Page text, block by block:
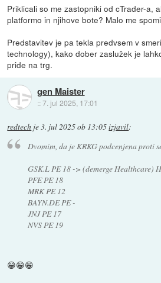
Priklicali so me zastopniki od cTrader-a,
platformo in njihove bote? Malo me
Predstavitev je pa tekla predvsem v
technology), kako dober zaslužek je
pride na trg.
gen Maister
::7. jul 2025, 17:01
redtech je3. jul 2025 ob 13:05izjavil:
Dvomim, da je KRKG podcenjena proti
GSK.L PE 18 -> (demerge Healthcare)
PFE PE 18
MRK PE 12
BAYN.DE PE -
JNJ PE 17
NVS PE 19
😁😁😁